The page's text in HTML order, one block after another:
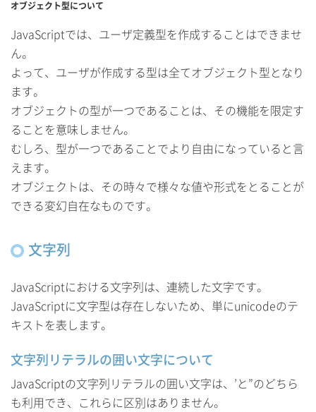
オブジェクト型について
JavaScriptでは、ユーザ定義型を作成することはできませ
ん。
よって、ユーザが作成する型は全てオブジェクト型となり
ます。
オブジェクトの型が一つであることは、その機能を限定す
ることを意味しません。
むしろ、型が一つであることでより自由になっていると言
えます。
オブジェクトは、その時々で様々な値や形式をとることが
できる変幻自在なものです。
文字列
JavaScriptにおける文字列は、連続した文字です。
JavaScriptに文字型は存在しないため、単にunicodeのテ
キストを表します。
文字列リテラルの囲い文字について
JavaScriptの文字列リテラルの囲い文字は、’と”のどちら
も利用でき、これらに区別はありません。